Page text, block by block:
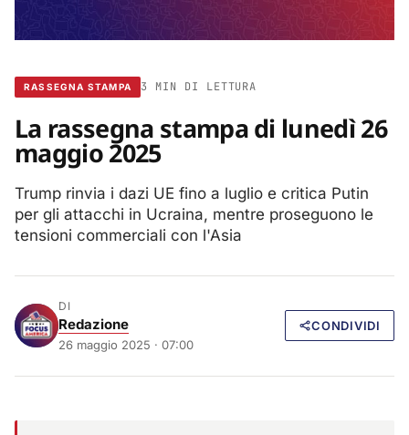
RASSEGNA STAMPA 3 MIN DI LETTURA
La rassegna stampa di lunedì 26
maggio 2025
Trump rinvia i dazi UE fino a luglio e critica Putin
per gli attacchi in Ucraina, mentre proseguono le
tensioni commerciali con l'Asia
DI
Redazione
26 maggio 2025 · 07:00
CONDIVIDI